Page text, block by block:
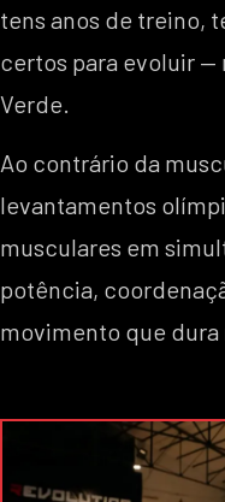
tens anos de treino,
certos para evoluir —
Verde.
Ao contrário da
levantamentos
musculares em
potência,
movimento que